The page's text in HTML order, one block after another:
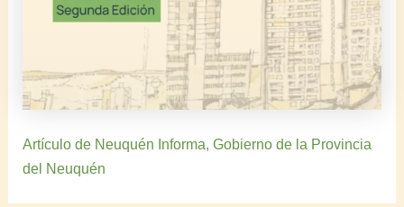
Artículo de Neuquén Informa, Gobierno de la Provincia
del Neuquén